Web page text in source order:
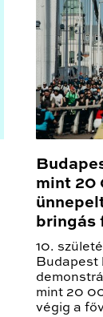
mint 20
bringás
10.
Budapest
mint 20
végig a